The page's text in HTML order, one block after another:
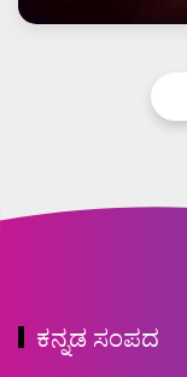
ಕನ್ನಡ ಸಂಪದ